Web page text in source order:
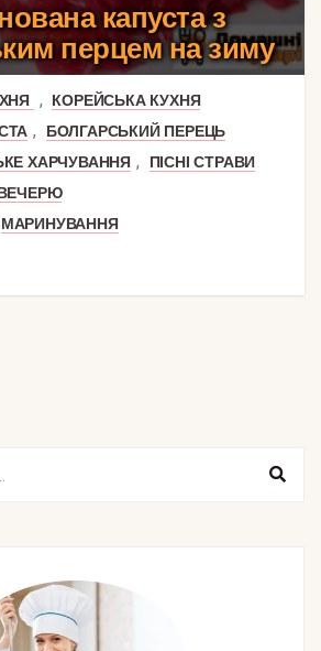
капуста з
перцем на зиму
,
КОРЕЙСЬКА КУХНЯ
,
БОЛГАРСЬКИЙ ПЕРЕЦЬ
ХАРЧУВАННЯ ,
ПІСНІ СТРАВИ
МАРИНУВАННЯ